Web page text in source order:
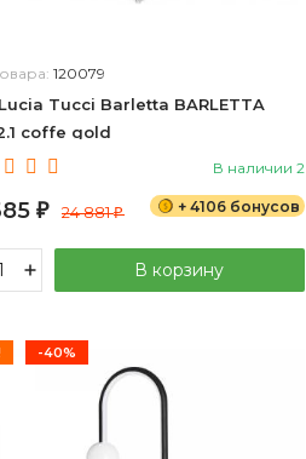
120079
Tucci Barletta BARLETTA
coffe gold
В наличии 2
₽ 24 881₽ + 4106 бонусов
В корзину
-40%